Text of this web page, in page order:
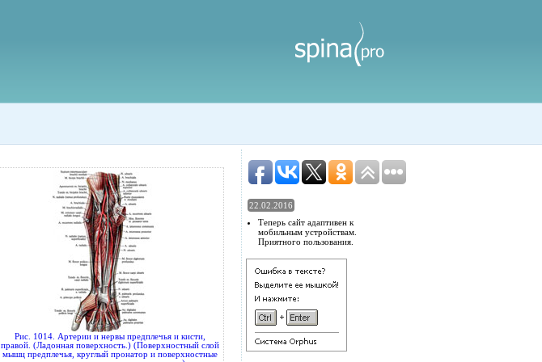
Рис. 1014. Артерии и нервы предплечья и кисти,
правой. (Ладонная поверхность.) (Поверхностный слой
мышц предплечья, круглый пронатор и поверхностные
22.02.2016
Теперь сайт адаптивен к
мобильным устройствам.
Приятного пользования.